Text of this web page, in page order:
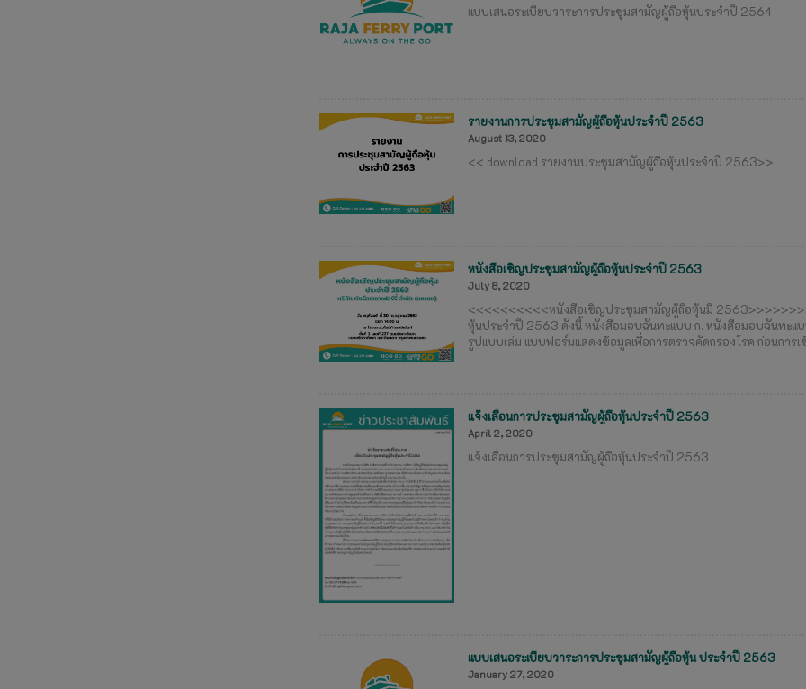
แบบเสนอระเบียบวาระการประชุมสามัญผู้ถือหุ้นประจำปี 2564
รายงานการประชุมสามัญผู้ถือหุ้นประจำปี 2563
August 13, 2020
<< download รายงานประชุมสามัญผู้ถือหุ้นประจำปี 2563>>
หนังสือเชิญประชุมสามัญผู้ถือหุ้นประจำปี 2563
July 8, 2020
<<<<<<<<<<หนังสือเชิญประชุมสามัญผู้ถือหุ้นมี
หุ้นประจำปี 2563 ดังนี้ หนังสือมอบฉันทะแบบ ก. หนังสือมอบฉันทะ
รูปแบบเล่ม แบบฟอร์มแสดงข้อมูลเพื่อการตรวจคัดกรองโรค ก่อนการเ
แจ้งเลื่อนการประชุมสามัญผู้ถือหุ้นประจำปี 2563
April 2, 2020
แจ้งเลื่อนการประชุมสามัญผู้ถือหุ้นประจำปี 2563
แบบเสนอระเบียบวาระการประชุมสามัญผู้ถือหุ้น ประจำปี 2563
January 27, 2020